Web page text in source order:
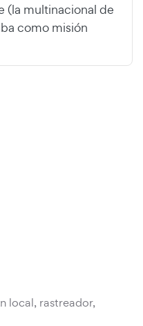
(la multinacional de
como misión
local, rastreador,